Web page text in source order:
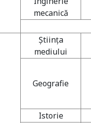
mecanică
Ştiinţa
mediului
Geografie
Istorie